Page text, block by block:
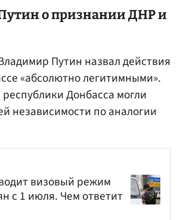
о признании ДНР и
Путин назвал действия
«абсолютно легитимными».
Донбасса могли
независимости по аналогии
визовый режим
с 1 июля. Чем ответит